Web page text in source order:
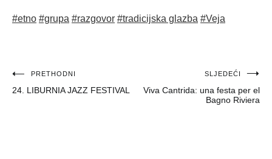
#etno #grupa #razgovor #tradicijska glazba #Veja
Navigacija
objava
PRETHODNI
24. LIBURNIA JAZZ FESTIVAL
SLJEDEĆI
Viva Cantrida: una festa per el
Bagno Riviera